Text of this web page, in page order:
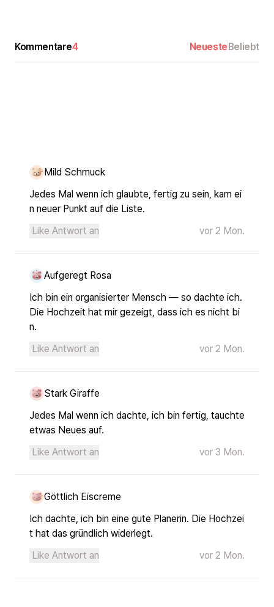
Kommentare4 NeuesteBeliebt
Mild Schmuck
Jedes Mal wenn ich glaubte, fertig zu sein, kam ei
n neuer Punkt auf die Liste.
Like Antwort an vor 2 Mon.
Aufgeregt Rosa
Ich bin ein organisierter Mensch — so dachte ich.
Die Hochzeit hat mir gezeigt, dass ich es nicht bi
n.
Like Antwort an vor 2 Mon.
Stark Giraffe
Jedes Mal wenn ich dachte, ich bin fertig, tauchte
etwas Neues auf.
Like Antwort an vor 3 Mon.
Göttlich Eiscreme
Ich dachte, ich bin eine gute Planerin. Die Hochzei
t hat das gründlich widerlegt.
Like Antwort an vor 2 Mon.